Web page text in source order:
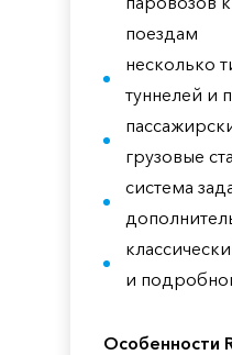
поездам
несколько
туннелей и
грузовые
система
и
Особенности